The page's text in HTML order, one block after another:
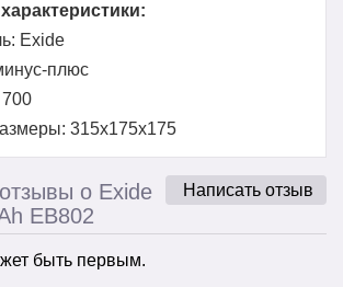
Exide
плюс
700
315x175x175
Написать отзыв
о Exide
EB802
быть первым.